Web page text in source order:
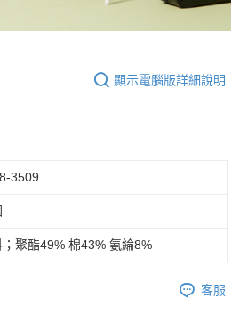
顯示電腦版詳細說明
3509
；聚酯49% 棉43% 氨綸8%
客服